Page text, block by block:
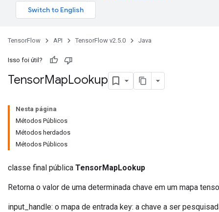
TensorFlow API TensorFlow v2.5.0 Java
Isso foi útil?
TensorMapLookup
Nesta página
Métodos Públicos
Métodos herdados
Métodos Públicos
classe final pública TensorMapLookup
Retorna o valor de uma determinada chave em um mapa
input_handle: o mapa de entrada key: a chave a ser